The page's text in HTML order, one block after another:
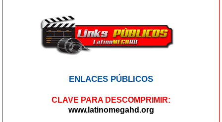
ENLACES PÚBLICOS
CLAVE PARA DESCOMPRIMIR:
www.latinomegahd.org